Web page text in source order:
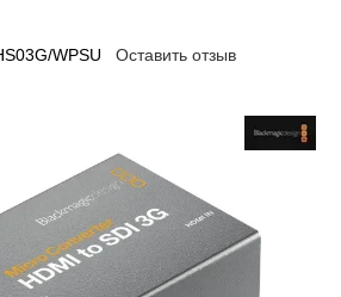
WPSU Оставить отзыв